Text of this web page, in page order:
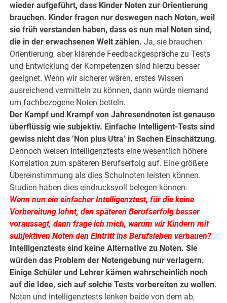
wieder aufgeführt, dass Kinder Noten zur Orientierung
brauchen. Kinder fragen nur deswegen nach Noten, weil
sie früh verstanden haben, dass es nun mal Noten sind,
die in der erwachsenen Welt zählen. Ja, sie brauchen
Orientierung, aber klärende Feedbackgespräche zu Tests
und Entwicklung der Kompetenzen sind hierzu besser
geeignet. Wenn wir sicherer wären, erstes Wissen
ausreichend vermitteln zu können, dann würde niemand
um fachbezogene Noten betteln.
Der Kampf und Krampf von Jahresendnoten ist genauso
überflüssig wie subjektiv. Einfache Intelligent-Tests sind
gewiss nicht das ’Non plus Utra’ in Sachen Einschätzung.
Dennoch weisen Intelligenztests eine wesentlich höhere
Korrelation zum späteren Berufserfolg auf. Eine größere
Übereinstimmung als dies Schulnoten leisten können.
Studien haben dies eindrucksvoll belegen können.
Wenn nun ein einfacher Intelligenztest, für die keine
Vorbereitung lohnt, den späteren Berufserfolg besser
voraussagt, dann frage ich mich, warum wir Kindern mit
subjektiven Noten den Eintritt ins Berufsleben verbauen?
Intelligenztests sind keine Alternative zu Noten. Sie
würden das Problem der Notengebung nur verlagern.
Einige Schüler und Lehrer kämen wahrscheinlich noch
auf die Idee, sich auf solche Tests vorbereiten zu wollen.
Noten und Intelligenztests lenken beide von dem ab,